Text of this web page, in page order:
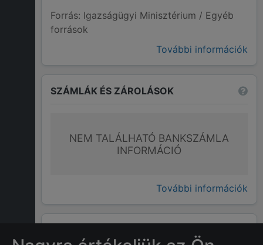
Forrás: Igazságügyi Minisztérium / Egyéb
források
További információk
SZÁMLÁK ÉS ZÁROLÁSOK
NEM TALÁLHATÓ BANKSZÁMLA
INFORMÁCIÓ
További információk